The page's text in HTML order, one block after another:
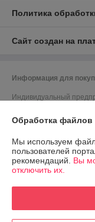
Политика
Сайт создан на
Информация для
Индивидуальный
Регистрационный
УНП: 193992498
Регистрационный
Обработка файлов
Мы используем
пользователей
рекомендаций. Вы
отключить их.